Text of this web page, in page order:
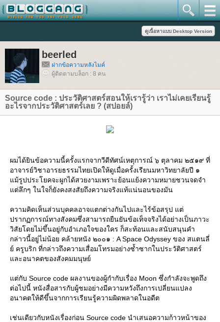
beerled
ฝากข้อความหลังไมค์
ผู้ติดตามบล็อก : 8 คน
Source code : ประวัติศาสตร์สอนให้เรารู้ว่า เราไม่เคยเรียนรู้
อะไรจากประวัติศาสตร์เลย ? (สปอยล์)
ผมได้ยินข้อความนี้ครั้งแรกจากวีดีทัศน์เหตุการณ์ ๖ ตุลาคม ๒๕๑๙ ที่
อาจารย์วิชาอารยธรรมไทยเปิดให้ดูเมื่อครั้งเรียนมหาวิทยาลัยปี ๑
ม้รูปประโยคจะผูกได้สวยงามเพราะย้อนแย้งความหมายชวนจดจำ
ต่ลึกๆ ในใจก็ยังคงสงสัยถึงความจริงแท้แน่นอนของมัน
ความคิดเห็นส่วนบุคคลอาจแตกต่างกันไปและไร้ข้อสรุป แต่
ปรากฏการณ์ทางสังคมซึ่งสามารถยืนยันข้อเท็จจริงได้อย่างเป็นภาวะ
วิสัยโดยไม่ขึ้นอยู่กับอำเภอใจของใคร ก็สะท้อนและสนับสนุนคำ
กล่าวนี้อยู่ไม่น้อย คล้ายหนัง ๒๐๐๑ : A Space Odyssey ของ สแตนลี่
์ ครูบริก ที่กล่าวถึงความเสื่อมโทรมอย่างซ้ำซากในประวัติศาสตร์
ละอนาคตของสังคมมนุษย์
ต่กับ Source code ผลงานของผู้กำกับเรื่อง Moon ซึ่งกำลังจะพูดถึง
ต่อไปนี้ หนังสื่อสารกับผู้ชมอย่างมีความหวังถึงการเปลี่ยนแปลง
อนาคตให้ดีขึ้นจากการเรียนรู้ความผิดพลาดในอดีต
เช่นเดียวกับหนังเรื่องก่อน Source code นำเสนอความก้าวหน้าของ